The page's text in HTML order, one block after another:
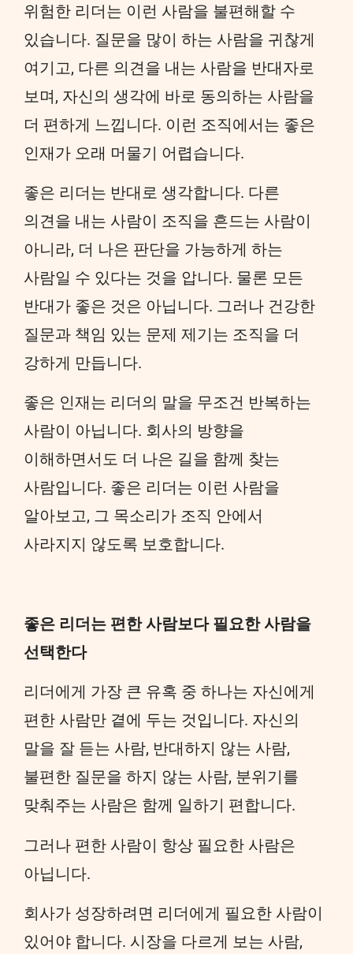
위험한 리더는 이런 사람을 불편해할 수
있습니다. 질문을 많이 하는 사람을 귀찮게
여기고, 다른 의견을 내는 사람을 반대자로
보며, 자신의 생각에 바로 동의하는 사람을
더 편하게 느낍니다. 이런 조직에서는 좋은
인재가 오래 머물기 어렵습니다.
좋은 리더는 반대로 생각합니다. 다른
의견을 내는 사람이 조직을 흔드는 사람이
아니라, 더 나은 판단을 가능하게 하는
사람일 수 있다는 것을 압니다. 물론 모든
반대가 좋은 것은 아닙니다. 그러나 건강한
질문과 책임 있는 문제 제기는 조직을 더
강하게 만듭니다.
좋은 인재는 리더의 말을 무조건 반복하는
사람이 아닙니다. 회사의 방향을
이해하면서도 더 나은 길을 함께 찾는
사람입니다. 좋은 리더는 이런 사람을
알아보고, 그 목소리가 조직 안에서
사라지지 않도록 보호합니다.
좋은 리더는 편한 사람보다 필요한 사람을
선택한다
리더에게 가장 큰 유혹 중 하나는 자신에게
편한 사람만 곁에 두는 것입니다. 자신의
말을 잘 듣는 사람, 반대하지 않는 사람,
불편한 질문을 하지 않는 사람, 분위기를
맞춰주는 사람은 함께 일하기 편합니다.
그러나 편한 사람이 항상 필요한 사람은
아닙니다.
회사가 성장하려면 리더에게 필요한 사람이
있어야 합니다. 시장을 다르게 보는 사람,